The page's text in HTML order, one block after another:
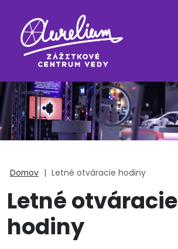
Domov | Letné otváracie hodiny
Letné otváracie
hodiny